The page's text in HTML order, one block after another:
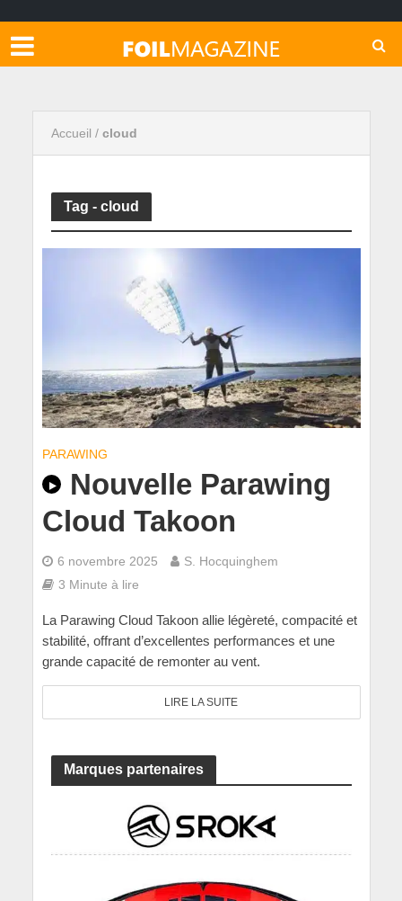
Accueil / cloud
Tag - cloud
PARAWING
Nouvelle Parawing
Cloud Takoon
6 novembre 2025
S. Hocquinghem
3 Minute à lire
La Parawing Cloud Takoon allie légèreté, compacité et
stabilité, offrant d’excellentes performances et une
grande capacité de remonter au vent.
LIRE LA SUITE
Marques partenaires